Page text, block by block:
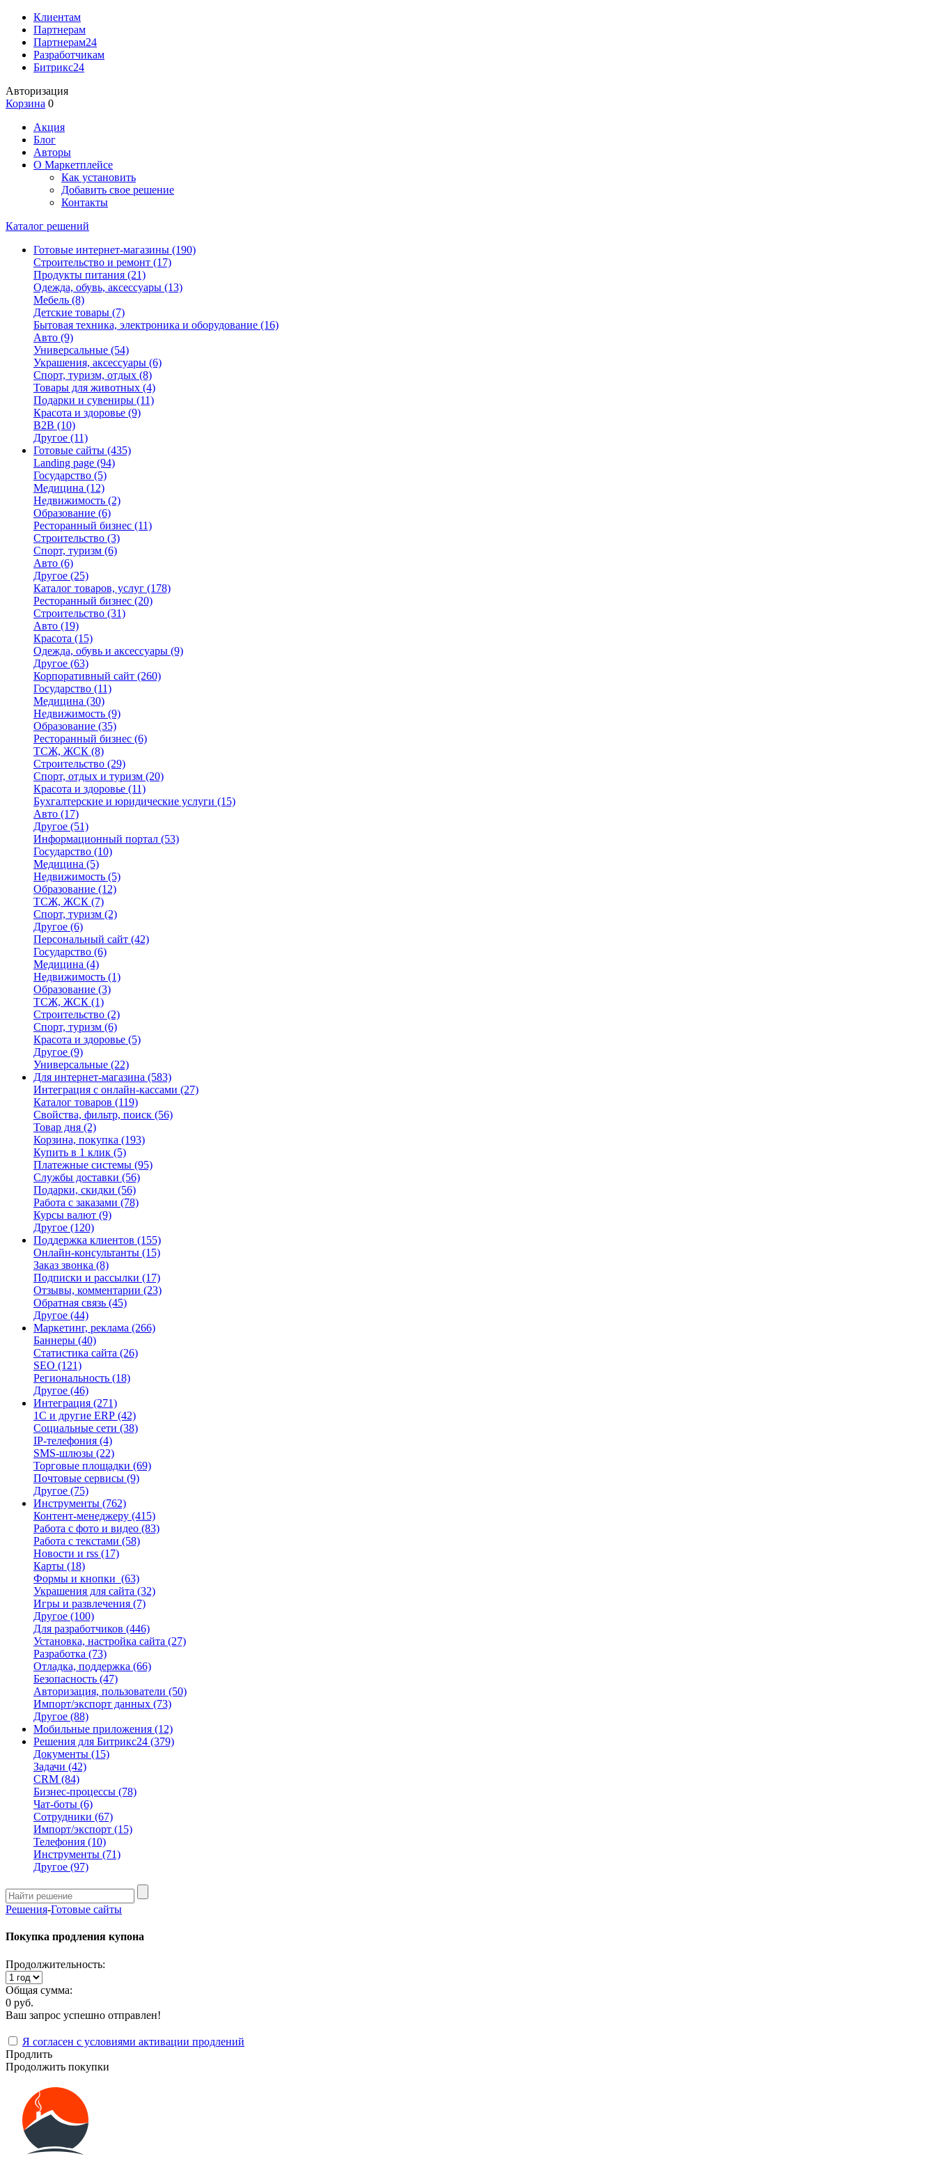
Клиентам
Партнерам
Партнерам24
Разработчикам
Битрикс24
Авторизация
Корзина 0
Акция
Блог
Авторы
О Маркетплейсе
Как установить
Добавить свое решение
Контакты
Каталог решений
Готовые интернет-магазины (190)
Строительство и ремонт (17)
Продукты питания (21)
Одежда, обувь, аксессуары (13)
Мебель (8)
Детские товары (7)
Бытовая техника, электроника и оборудование (16)
Авто (9)
Универсальные (54)
Украшения, аксессуары (6)
Спорт, туризм, отдых (8)
Товары для животных (4)
Подарки и сувениры (11)
Красота и здоровье (9)
B2B (10)
Другое (11)
Готовые сайты (435)
Landing page (94)
Государство (5)
Медицина (12)
Недвижимость (2)
Образование (6)
Ресторанный бизнес (11)
Строительство (3)
Спорт, туризм (6)
Авто (6)
Другое (25)
Каталог товаров, услуг (178)
Ресторанный бизнес (20)
Строительство (31)
Авто (19)
Красота (15)
Одежда, обувь и аксессуары (9)
Другое (63)
Корпоративный сайт (260)
Государство (11)
Медицина (30)
Недвижимость (9)
Образование (35)
Ресторанный бизнес (6)
ТСЖ, ЖСК (8)
Строительство (29)
Спорт, отдых и туризм (20)
Красота и здоровье (11)
Бухгалтерские и юридические услуги (15)
Авто (17)
Другое (51)
Информационный портал (53)
Государство (10)
Медицина (5)
Недвижимость (5)
Образование (12)
ТСЖ, ЖСК (7)
Спорт, туризм (2)
Другое (6)
Персональный сайт (42)
Государство (6)
Медицина (4)
Недвижимость (1)
Образование (3)
ТСЖ, ЖСК (1)
Строительство (2)
Спорт, туризм (6)
Красота и здоровье (5)
Другое (9)
Универсальные (22)
Для интернет-магазина (583)
Интеграция с онлайн-кассами (27)
Каталог товаров (119)
Свойства, фильтр, поиск (56)
Товар дня (2)
Корзина, покупка (193)
Купить в 1 клик (5)
Платежные системы (95)
Службы доставки (56)
Подарки, скидки (56)
Работа с заказами (78)
Курсы валют (9)
Другое (120)
Поддержка клиентов (155)
Онлайн-консультанты (15)
Заказ звонка (8)
Подписки и рассылки (17)
Отзывы, комментарии (23)
Обратная связь (45)
Другое (44)
Маркетинг, реклама (266)
Баннеры (40)
Статистика сайта (26)
SEO (121)
Региональность (18)
Другое (46)
Интеграция (271)
1С и другие ERP (42)
Социальные сети (38)
IP-телефония (4)
SMS-шлюзы (22)
Торговые площадки (69)
Почтовые сервисы (9)
Другое (75)
Инструменты (762)
Контент-менеджеру (415)
Работа с фото и видео (83)
Работа с текстами (58)
Новости и rss (17)
Карты (18)
Формы и кнопки (63)
Украшения для сайта (32)
Игры и развлечения (7)
Другое (100)
Для разработчиков (446)
Установка, настройка сайта (27)
Разработка (73)
Отладка, поддержка (66)
Безопасность (47)
Авторизация, пользователи (50)
Импорт/экспорт данных (73)
Другое (88)
Мобильные приложения (12)
Решения для Битрикс24 (379)
Документы (15)
Задачи (42)
CRM (84)
Бизнес-процессы (78)
Чат-боты (6)
Сотрудники (67)
Импорт/экспорт (15)
Телефония (10)
Инструменты (71)
Другое (97)
Решения-Готовые сайты
Покупка продления купона
Продолжительность:
Общая сумма:
0 руб.
Ваш запрос успешно отправлен!
Я согласен с условиями активации продлений
Продлить
Продолжить покупки